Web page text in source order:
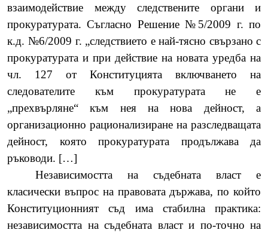
взаимодействие между следствените органи и
прокуратурата. Съгласно Решение №5/2009 г. по
к.д. №6/2009 г. „следствието е най-тясно свързано с
прокуратурата и при действие на новата уредба на
чл. 127 от Конституцията включването на
следователите към прокуратурата не е
„прехвърляне“ към нея на нова дейност, а
организационно рационализиране на разследващата
дейност, която прокуратурата продължава да
ръководи. […]
Независимостта на съдебната власт е
класически въпрос на правовата държава, по който
Конституционният съд има стабилна практика:
независимостта на съдебната власт и по-точно на